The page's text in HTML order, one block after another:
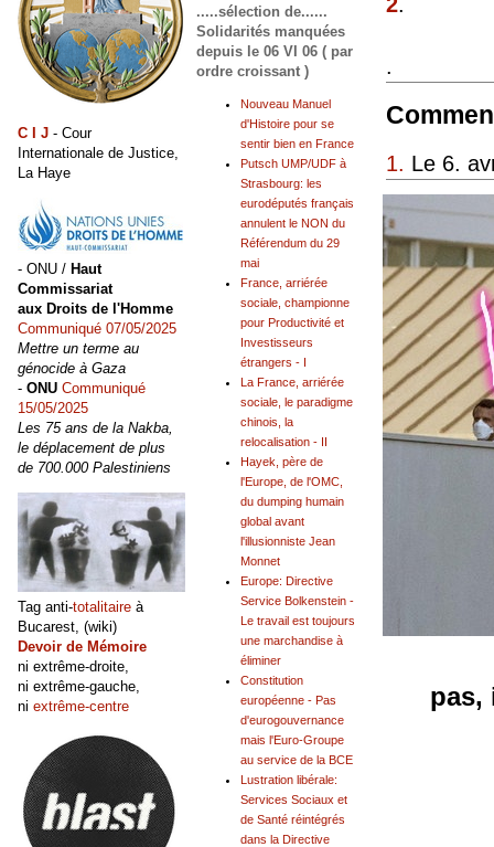
.
1. Le 6.
pas,
.....sélection de......
Solidarités manquées
depuis le 06 VI 06 ( par
ordre croissant )
Nouveau Manuel
d'Histoire pour se
sentir bien en France
Putsch UMP/UDF à
Strasbourg: les
eurodéputés français
annulent le NON du
Référendum du 29
mai
France, arriérée
sociale, championne
pour Productivité et
Investisseurs
étrangers - I
La France, arriérée
sociale, le paradigme
chinois, la
relocalisation - II
Hayek, père de
l'Europe, de l'OMC,
du dumping humain
global avant
l'illusionniste Jean
Monnet
Europe: Directive
Service Bolkenstein -
Le travail est toujours
une marchandise à
éliminer
Constitution
européenne - Pas
d'eurogouvernance
mais l'Euro-Groupe
au service de la BCE
Lustration libérale:
Services Sociaux et
de Santé réintégrés
dans la Directive
C I J - Cour
Internationale de Justice,
La Haye
- ONU / Haut
Commissariat
aux Droits de l'Homme
Communiqué 07/05/2025
Mettre un terme au
génocide à Gaza
- ONU Communiqué
15/05/2025
Les 75 ans de la Nakba,
le déplacement de plus
de 700.000 Palestiniens
Tag anti-totalitaire à
Bucarest, (wiki)
Devoir de Mémoire
ni extrême-droite,
ni extrême-gauche,
ni extrême-centre